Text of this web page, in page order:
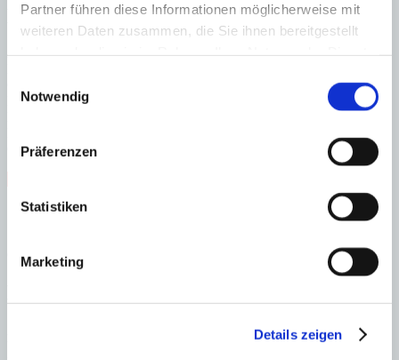
Partner führen diese Informationen möglicherweise mit
weiteren Daten zusammen, die Sie ihnen bereitgestellt
Notwendig
Präferenzen
Statistiken
Marketing
Details zeigen
Energieeffizienz
A
Zuständiges Büro
OFICINA PALMA & SON VIDA | Dustin Wolff 0034971425016
Alle Angaben basieren auf Informationen und Daten, die uns vom
Verkäufer/Auftraggeber zur Verfügung gestellt wurden. Minkner &